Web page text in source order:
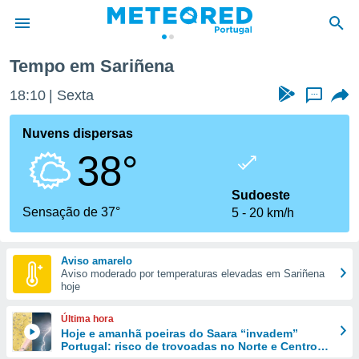
da
foi
fornecidas
a este
das
e
forma
digital
Tempo em Sariñena
18:10 Sexta ...
Nuvens dispersas
38°
Sensação de 37°
Sudoeste
5
20 km/h
Aviso amarelo
Aviso moderado por temperaturas elevadas em Sariñena
hoje
Última hora
Hoje e amanhã poeiras do Saara “invadem”
Portugal: risco de trovoadas no Norte e Centro